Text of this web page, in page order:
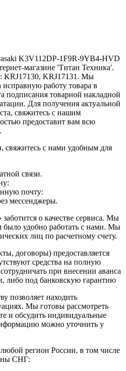
K3V112DP-1F9R-9YB4-HVD
магазине 'Титан Техника'.
KRJ17130, KRJ17131. Мы
работу товара в
подписания товарной накладной
Для получения актуальной
свяжитесь с нашим
предоставит вам всю
свяжитесь с нами удобным для
связи.
почту:
мессенджеры.
о качестве сервиса. Мы
было удобно работать с нами. Мы
лиц по расчетному счету.
договоры) предоставляется
средства на полную
при внесении аванса
либо под банковскую гарантию
позволяет находить
Мы готовы рассмотреть
и обсудить индивидуальные
можно уточнить у
любой регион России, в том числе
СНГ: